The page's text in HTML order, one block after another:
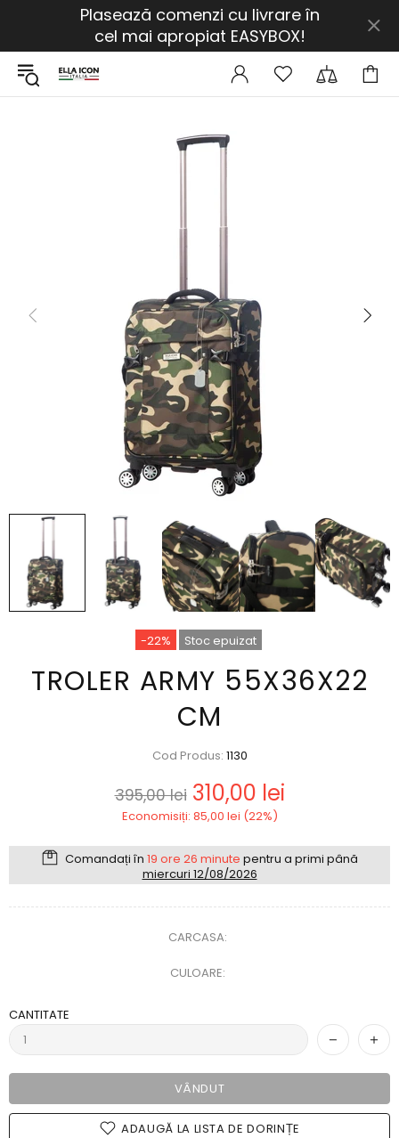
Plasează comenzi cu livrare în
cel mai apropiat EASYBOX!
-22% Stoc epuizat
TROLER ARMY 55X36X22
CM
Cod Produs: 1130
395,00 lei 310,00 lei
Economisiți: 85,00 lei (22%)
Comandați în 19 ore 26 minute pentru a primi până
miercuri 12/08/2026
CARCASA:
CULOARE:
CANTITATE
VÂNDUT
ADAUGĂ LA LISTA DE DORINȚE